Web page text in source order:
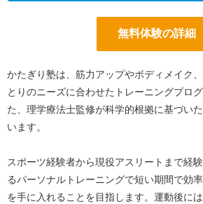
無料体験の詳細
かたぎり塾は、筋力アップやボディメイク
とりのニーズに合わせたトレーニングプロ
た、理学療法士監修が科学的根拠に基づい
います。
スポーツ経験者から現役アスリートまで経
るパーソナルトレーニングで短い期間で効
を手に入れることを目指します。運動後に